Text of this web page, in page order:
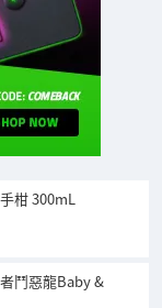
柑 300mL
鬥惡龍Baby &